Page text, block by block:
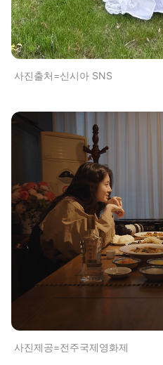
사진출처=신시아 SNS
사진제공=전주국제영화제